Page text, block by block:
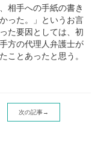
相手への手紙の書き
った。」というお言
た要因としては、初
方の代理人弁護士が
ことあったと思う。
次の記事→